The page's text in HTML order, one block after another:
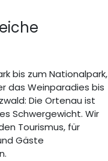
bis zum Nationalpark,
das Weinparadies bis
Die Ortenau ist
Schwergewicht. Wir
Tourismus, für
Gäste